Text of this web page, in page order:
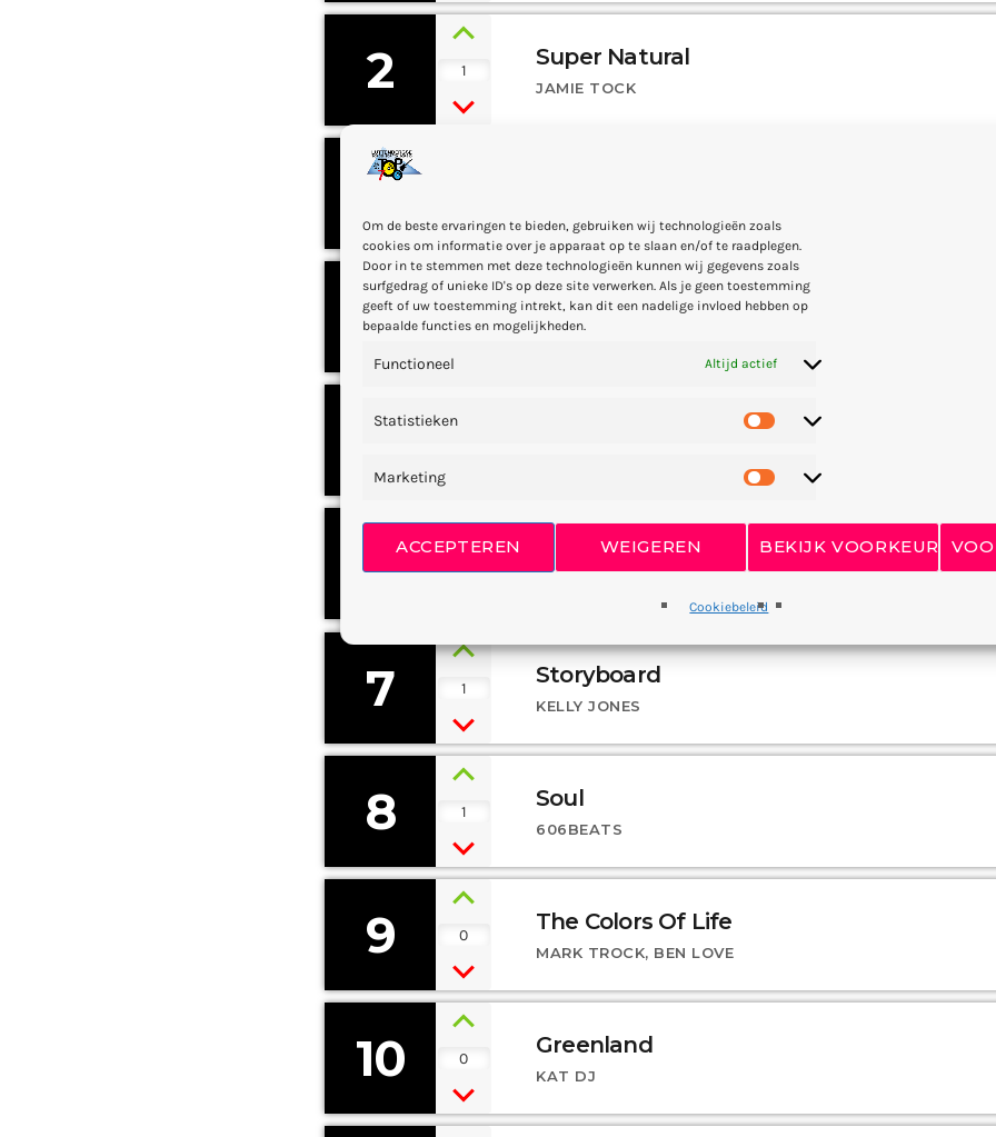
Om de beste ervaringen te bieden, gebruiken wij technologieën zoals
cookies om informatie over je apparaat op te slaan en/of te raadplegen.
Door in te stemmen met deze technologieën kunnen wij gegevens zoals
surfgedrag of unieke ID's op deze site verwerken. Als je geen toestemming
geeft of uw toestemming intrekt, kan dit een nadelige invloed hebben op
bepaalde functies en mogelijkheden.
Functioneel Altijd actief
Statistieken
Marketing
ACCEPTEREN WEIGEREN BEKIJK VOORKEUREN
Cookiebeleid
2 1
Super Natural
JAMIE TOCK
3
4 Red
FRANK LEE
5
6 Blue Flowers
7 1
Storyboard
KELLY JONES
8 1
Soul
606BEATS
9 0
The Colors Of Life
MARK TROCK, BEN LOVE
10 0
Greenland
KAT DJ